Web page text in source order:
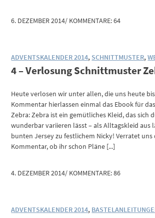
6. DEZEMBER 2014/ KOMMENTARE: 64
ADVENTSKALENDER 2014, SCHNITTMUSTER,
4 – Verlosung Schnittmuster
Heute verlosen wir unter allen, die uns heute
Kommentar hierlassen einmal das Ebook für
Zebra: Zebra ist ein gemütliches Kleid, das sich
wunderbar variieren lässt – als Alltagskleid aus
bunten Jersey zu festlichem Nicky! Verratet uns
Kommentar, ob ihr schon Pläne [...]
4. DEZEMBER 2014/ KOMMENTARE: 86
ADVENTSKALENDER 2014,